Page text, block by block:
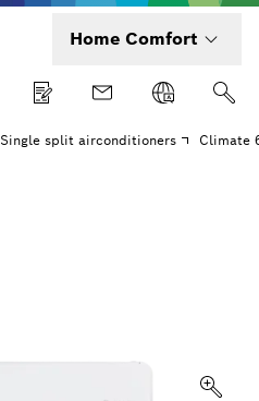
Home Comfort
Single split airconditioners Climate